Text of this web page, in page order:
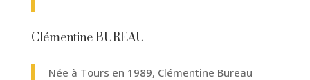
Clémentine BUREAU
Née à Tours en 1989, Clémentine Bureau